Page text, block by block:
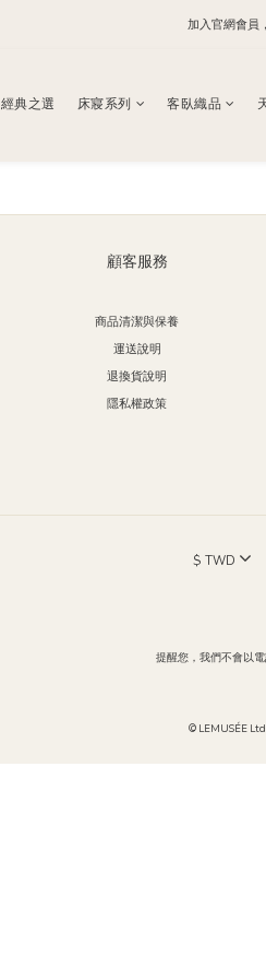
每日 24:00
加入官網會員
經典之選 床寢系列 客臥織品
顧客服務
商品清潔與保養
運送說明
退換貨說明
隱私權政策
$ TWD
提醒您，我們不會以
© LEMUSÉE